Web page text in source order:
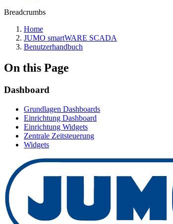
Breadcrumbs
Home
JUMO smartWARE SCADA
Benutzerhandbuch
On this Page
Dashboard
Grundlagen Dashboards
Einrichtung Dashboard
Einrichtung Widgets
Zentrale Zeitsteuerung
Widgets